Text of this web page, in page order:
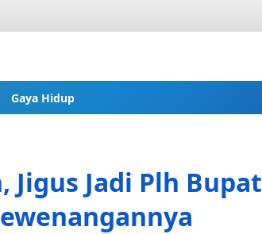
Gaya Hidup
Jadi Plh